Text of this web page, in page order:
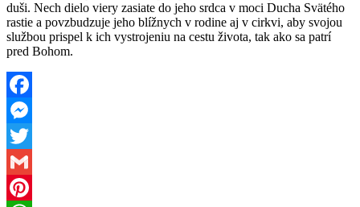
duši. Nech dielo viery zasiate do jeho srdca v moci Ducha Svätého
rastie a povzbudzuje jeho blížnych v rodine aj v cirkvi, aby svojou
službou prispel k ich vystrojeniu na cestu života, tak ako sa patrí
pred Bohom.
Facebook
Messenger
Twitter
Gmail